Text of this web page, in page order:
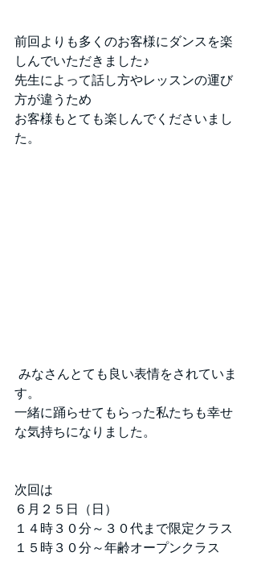
前回よりも多くのお客様にダンスを楽
しんでいただきました♪
先生によって話し方やレッスンの運び
方が違うため
お客様もとても楽しんでくださいまし
た。
みなさんとても良い表情をされていま
す。
一緒に踊らせてもらった私たちも幸せ
な気持ちになりました。
次回は
６月２５日（日）
１４時３０分～３０代まで限定クラス
１５時３０分～年齢オープンクラス